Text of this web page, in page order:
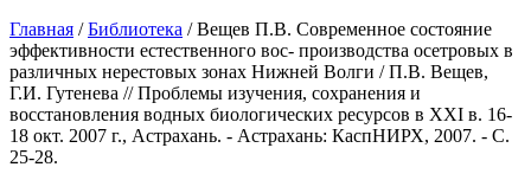
Главная /Библиотека /Вещев П.В. Современное состояние
эффективности естественного вос- производства осетровых в
различных нерестовых зонах Нижней Волги / П.В. Вещев,
Г.И. Гутенева // Проблемы изучения, сохранения и
восстановления водных биологических ресурсов в XXI в. 16-
18 окт. 2007 г., Астрахань. - Астрахань: КаспНИРХ, 2007. - С.
25-28.